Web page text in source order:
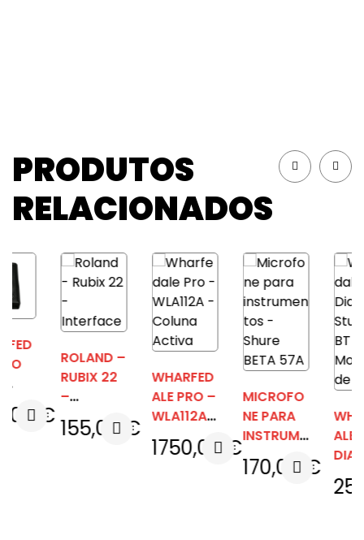
PRODUTOS
RELACIONADOS
ROLAND –
RUBIX 22
INTERFAC
155,00€
WHARFED
ALE PRO –
WLA112A
– COLUNA
1750,00€
MICROFO
NE PARA
INSTRUME
NTOS –
170,00€
WHARFED
ALE PRO –
DIAMOND
STUDIO
250,00